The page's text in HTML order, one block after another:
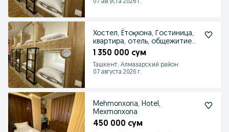
07 августа 2026 г.
Хостел, Ётоқхона, Гостиница,
квартира, отель, общежитие
студентам
1 350 000 сум
Ташкент, Алмазарский район
07 августа 2026 г.
Mehmonxona, Hotel,
Mexmonxona
450 000 сум